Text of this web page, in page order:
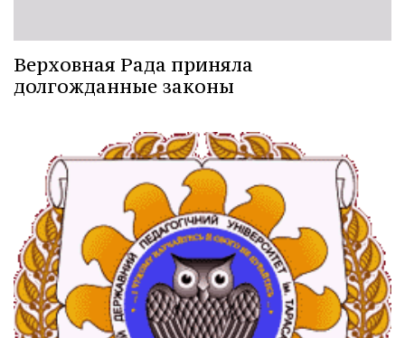
Верховная Рада приняла
долгожданные законы